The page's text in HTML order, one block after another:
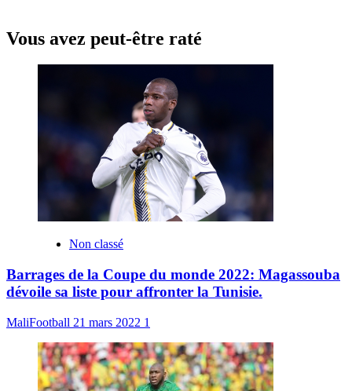
Vous avez peut-être raté
Non classé
Barrages de la Coupe du monde 2022: Magassouba
dévoile sa liste pour affronter la Tunisie.
MaliFootball 21 mars 2022 1